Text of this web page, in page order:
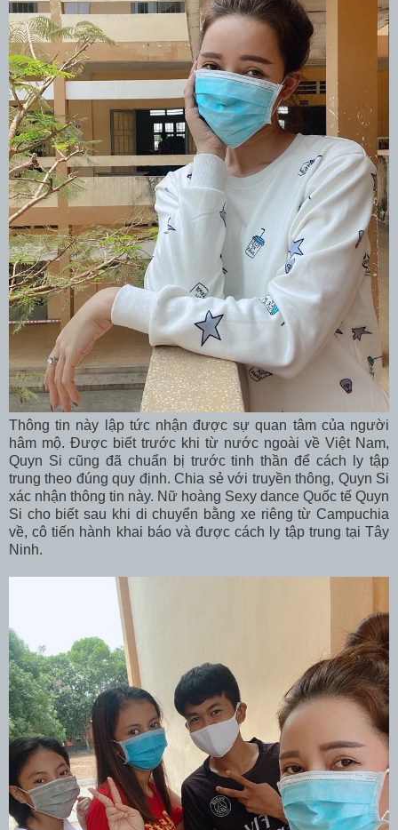
Thông tin này lập tức nhận được sự quan tâm của người
hâm mộ. Được biết trước khi từ nước ngoài về Việt Nam,
Quyn Si cũng đã chuẩn bị trước tinh thần để cách ly tập
trung theo đúng quy định. Chia sẻ với truyền thông, Quyn Si
xác nhận thông tin này. Nữ hoàng Sexy dance Quốc tế Quyn
Si cho biết sau khi di chuyển bằng xe riêng từ Campuchia
về, cô tiến hành khai báo và được cách ly tập trung tại Tây
Ninh.